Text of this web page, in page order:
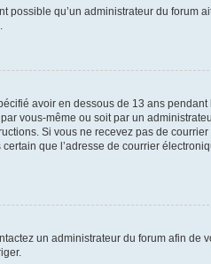
possible qu’un administrateur du forum
avoir en dessous de 13 ans pendant
vous-même ou soit par un
Si vous ne recevez pas de courrier
que l’adresse de courrier
un administrateur du forum afin de